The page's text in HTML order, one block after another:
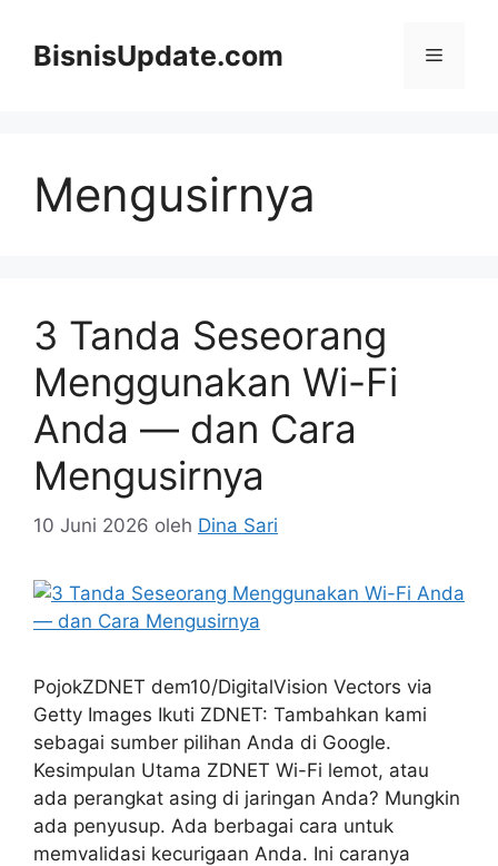
BisnisUpdate.com Menu
Mengusirnya
3 Tanda Seseorang
Menggunakan Wi-Fi
Anda — dan Cara
Mengusirnya
10 Juni 2026 oleh Dina Sari
PojokZDNET dem10/DigitalVision Vectors via
Getty Images Ikuti ZDNET: Tambahkan kami
sebagai sumber pilihan Anda di Google.
Kesimpulan Utama ZDNET Wi-Fi lemot, atau
ada perangkat asing di jaringan Anda? Mungkin
ada penyusup. Ada berbagai cara untuk
memvalidasi kecurigaan Anda. Ini caranya